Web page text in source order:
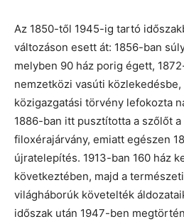
Az 1850-től 1945-ig tartó
változáson esett át: 1856-ban
melyben 90 ház porig égett,
nemzetközi vasúti közlekedésbe,
közigazgatási törvény lefokozta
1886-ban itt pusztította a szőlőt
filoxérajárvány, emiatt egészen
újratelepítés. 1913-ban 160 ház
következtében, majd a
világháborúk követelték
időszak után 1947-ben